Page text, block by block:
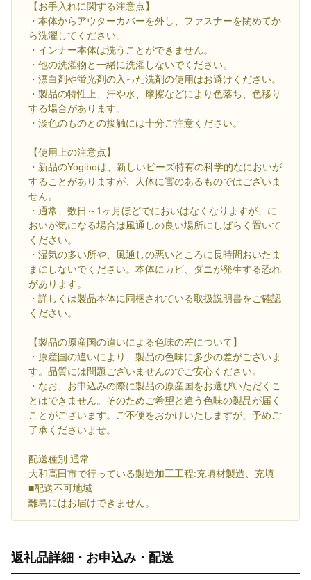
【お手入れに関する注意点】
・本体からアウターカバーを外し、ファスナーを閉めてか
ら洗濯してください。
・インナー本体は洗うことができません。
・他の洗濯物と一緒に洗濯しないでください。
・漂白剤や蛍光剤の入った洗剤の使用はお避けください。
・製品の特性上、汗や水、摩擦などにより色落ち、色移り
する場合があります。
・淡色のものとの接触には十分ご注意ください。
【使用上の注意点】
・新品のYogiboは、新しいビーズ特有の科学的なにおいが
することがありますが、人体に害のあるものではございま
せん。
・通常、数日～1ヶ月ほどでにおいはなくなりますが、に
おいが気になる場合は風通しの良い場所にしばらく置いて
ください。
・湿気の多い所や、風通しの悪いところに長時間おいたま
まにしないでください。本体にカビ、ダニが発生する恐れ
があります。
・詳しくは製品本体に同梱されている取扱説明書をご確認
ください。
【製品の原産国の違いによる色味の差について】
・原産国の違いにより、製品の色味に多少の差がございま
す。品質には問題ございませんのでご安心ください。
・なお、お申込みの際に製品の原産国をお選びいただくこ
とはできません。そのためご希望と違う色味の製品が届く
ことがございます。ご不便をおかけいたしますが、予めご
了承くださいませ。
配送種別:通常
大和高田市で行っている製造加工工程:充填材製造、充填
■配送不可地域
離島にはお届けできません。
返礼品詳細・お申込み・配送